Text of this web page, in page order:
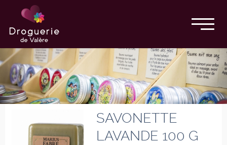
SAVONETTE
LAVANDE 100 G